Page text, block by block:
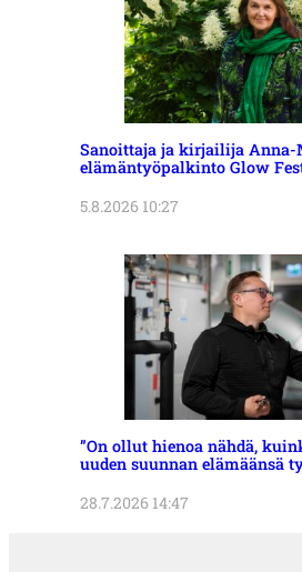
Sanoittaja ja kirjailija Anna-
elämäntyöpalkinto Glow
5.8.2026 10:27
”On ollut hienoa nähdä,
uuden suunnan elämäänsä
28.7.2026 14:47